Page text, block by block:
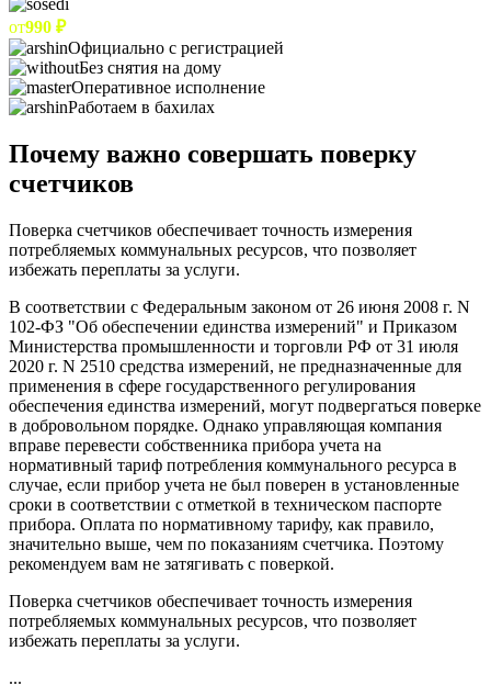
от990 ₽
Официально с регистрацией
Без снятия на дому
Оперативное исполнение
Работаем в бахилах
Почему важно совершать поверку
счетчиков
Поверка счетчиков обеспечивает точность измерения
потребляемых коммунальных ресурсов, что позволяет
избежать переплаты за услуги.
В соответствии с Федеральным законом от 26 июня 2008 г. N
102-ФЗ "Об обеспечении единства измерений" и Приказом
Министерства промышленности и торговли РФ от 31 июля
2020 г. N 2510 средства измерений, не предназначенные для
применения в сфере государственного регулирования
обеспечения единства измерений, могут подвергаться поверке
в добровольном порядке. Однако управляющая компания
вправе перевести собственника прибора учета на
нормативный тариф потребления коммунального ресурса в
случае, если прибор учета не был поверен в установленные
сроки в соответствии с отметкой в техническом паспорте
прибора. Оплата по нормативному тарифу, как правило,
значительно выше, чем по показаниям счетчика. Поэтому
рекомендуем вам не затягивать с поверкой.
Поверка счетчиков обеспечивает точность измерения
потребляемых коммунальных ресурсов, что позволяет
избежать переплаты за услуги.
...